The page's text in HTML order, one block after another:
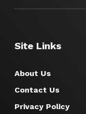
Site Links
About Us
Contact Us
Privacy Policy